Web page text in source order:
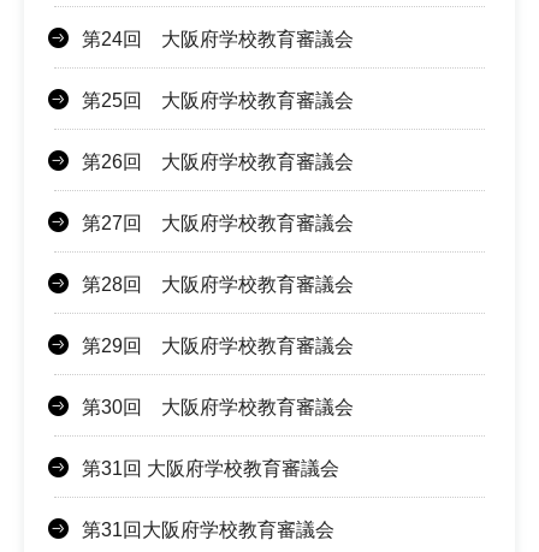
第24回 大阪府学校教育審議会
第25回 大阪府学校教育審議会
第26回 大阪府学校教育審議会
第27回 大阪府学校教育審議会
第28回 大阪府学校教育審議会
第29回 大阪府学校教育審議会
第30回 大阪府学校教育審議会
第31回 大阪府学校教育審議会
第31回大阪府学校教育審議会